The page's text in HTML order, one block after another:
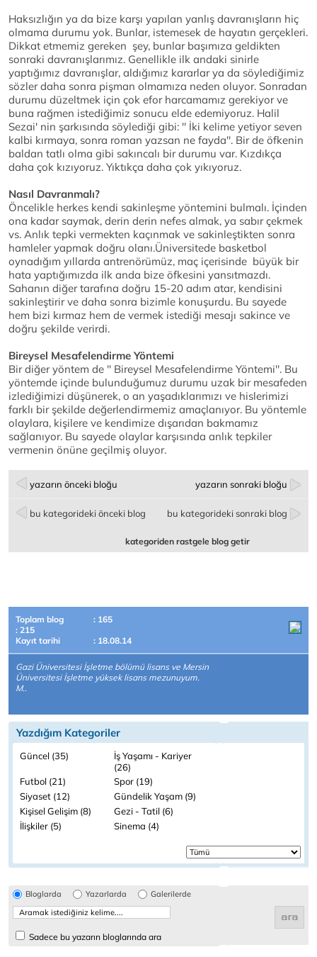
Haksızlığın ya da bize karşı yapılan yanlış davranışların hiç
olmama durumu yok. Bunlar, istemesek de hayatın gerçekleri.
Dikkat etmemiz gereken şey, bunlar başımıza geldikten
sonraki davranışlarımız. Genellikle ilk andaki sinirle
yaptığımız davranışlar, aldığımız kararlar ya da söylediğimiz
sözler daha sonra pişman olmamıza neden oluyor. Sonradan
durumu düzeltmek için çok efor harcamamız gerekiyor ve
buna rağmen istediğimiz sonucu elde edemiyoruz. Halil
Sezai' nin şarkısında söylediği gibi: '' İki kelime yetiyor seven
kalbi kırmaya, sonra roman yazsan ne fayda''. Bir de öfkenin
baldan tatlı olma gibi sakıncalı bir durumu var. Kızdıkça
daha çok kızıyoruz. Yıktıkça daha çok yıkıyoruz.
Nasıl Davranmalı?
Öncelikle herkes kendi sakinleşme yöntemini bulmalı. İçinden
ona kadar saymak, derin derin nefes almak, ya sabır çekmek
vs. Anlık tepki vermekten kaçınmak ve sakinleştikten sonra
hamleler yapmak doğru olanı.Üniversitede basketbol
oynadığım yıllarda antrenörümüz, maç içerisinde büyük bir
hata yaptığımızda ilk anda bize öfkesini yansıtmazdı.
Sahanın diğer tarafına doğru 15-20 adım atar, kendisini
sakinleştirir ve daha sonra bizimle konuşurdu. Bu sayede
hem bizi kırmaz hem de vermek istediği mesajı sakince ve
doğru şekilde verirdi.
Bireysel Mesafelendirme Yöntemi
Bir diğer yöntem de '' Bireysel Mesafelendirme Yöntemi''. Bu
yöntemde içinde bulunduğumuz durumu uzak bir mesafeden
izlediğimizi düşünerek, o an yaşadıklarımızı ve hislerimizi
farklı bir şekilde değerlendirmemiz amaçlanıyor. Bu yöntemle
olaylara, kişilere ve kendimize dışarıdan bakmamız
sağlanıyor. Bu sayede olaylar karşısında anlık tepkiler
vermenin önüne geçilmiş oluyor.
yazarın önceki bloğu yazarın sonraki bloğu
bu kategorideki önceki blog bu kategorideki sonraki blog
kategoriden rastgele blog getir
Toplam blog
: 165
: 215
Kayıt tarihi
: 18.08.14
Gazi Üniversitesi İşletme bölümü lisans ve Mersin
Üniversitesi İşletme yüksek lisans mezunuyum.
M..
Yazdığım Kategoriler
Güncel (35) İş Yaşamı - Kariyer
(26)
Futbol (21)
Spor (19)
Siyaset (12)
Gündelik Yaşam (9)
Kişisel Gelişim (8)
Gezi - Tatil (6)
İlişkiler (5)
Sinema (4)
Bloglarda Yazarlarda Galerilerde
Sadece bu yazarın bloglarında ara